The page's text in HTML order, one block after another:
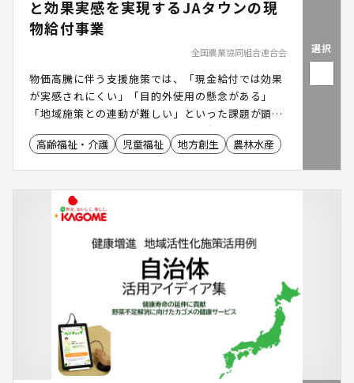
と効果実感を実現するJAタウンの現
物給付事業
全国農業協同組合連合会
物価高騰に伴う支援施策では、「現金給付では効果
が実感されにくい」「目的外使用の懸念がある」
「地域施策との連動が難しい」といった課題が顕在
化しています。また、健康福祉の観点や移住定住・
地域振興においても、地域資源を活用した実効性あ
援により食の確保を実現し、カタログギフト方式の
給付や産地を絞った提供にも対応することで、支援
の実効性向上と地産地消の推進に寄与します。
高齢福祉・介護 児童福祉 地方創生 農林水産
選択